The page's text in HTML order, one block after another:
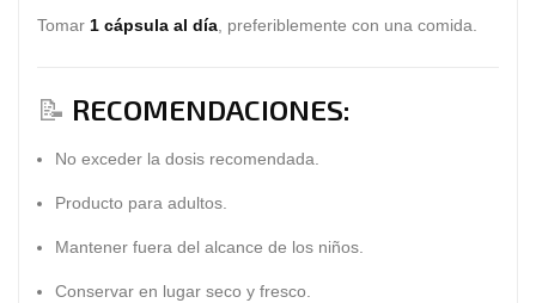
Tomar 1 cápsula al día , preferiblemente con una comida.
📝 RECOMENDACIONES:
No exceder la dosis recomendada.
Producto para adultos.
Mantener fuera del alcance de los niños.
Conservar en lugar seco y fresco.